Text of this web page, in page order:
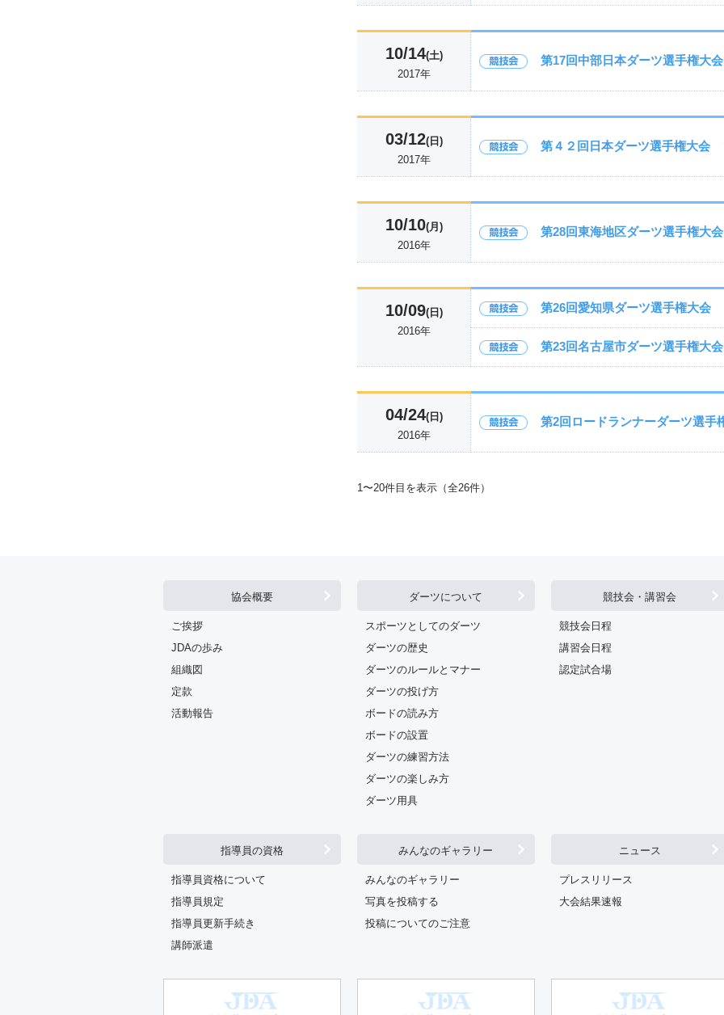
10/14(土)
2017年
第17回中部日本ダーツ選手権大会
03/12(日)
2017年
第４２回日本ダーツ選手権大会
10/10(月)
2016年
第28回東海地区ダーツ選手権大会
10/09(日)
2016年
第26回愛知県ダーツ選手権大会
第23回名古屋市ダーツ選手権大会
04/24(日)
2016年
第2回ロードランナーダーツ選手
1〜20件目を表示（全26件）
協会概要
ご挨拶
JDAの歩み
組織図
定款
活動報告
ダーツについて
スポーツとしてのダーツ
ダーツの歴史
ダーツのルールとマナー
ダーツの投げ方
ボードの読み方
ボードの設置
ダーツの練習方法
ダーツの楽しみ方
ダーツ用具
競技会・講習会
競技会日程
講習会日程
認定試合場
指導員の資格
指導員資格について
指導員規定
指導員更新手続き
講師派遣
みんなのギャラリー
みんなのギャラリー
写真を投稿する
投稿についてのご注意
ニュース
プレスリリース
大会結果速報